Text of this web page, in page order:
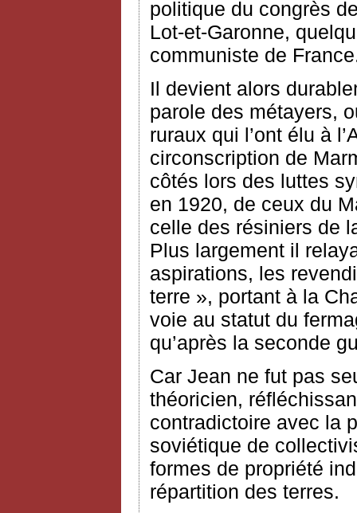
politique du congrès
Lot-et-Garonne,
communiste de
Il devient alors
parole des métayers,
ruraux qui l’ont élu à
circonscription de
côtés lors des luttes
en 1920, de ceux du
celle des résiniers de
Plus largement il
aspirations, les
terre », portant à la
voie au statut du
qu’après la seconde
Car Jean ne fut pas
théoricien,
contradictoire avec la
soviétique de
formes de propriété
répartition des terres.